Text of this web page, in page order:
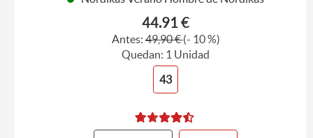
44.91 €
Antes:49,90 €(- 10 %)
Quedan: 1 Unidad
43